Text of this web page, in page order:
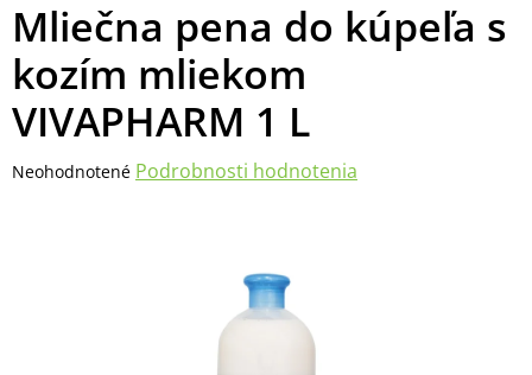
Mliečna pena do kúpeľa s
kozím mliekom
VIVAPHARM 1 L
Priemerné
Neohodnotené Podrobnosti hodnotenia